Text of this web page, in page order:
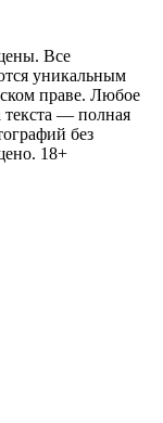
Все
уникальным
праве. Любое
текста — полная
без
18+